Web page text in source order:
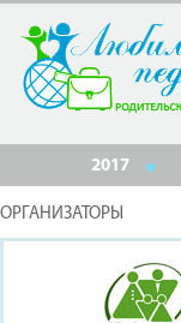
2017
ОРГАНИЗАТОРЫ